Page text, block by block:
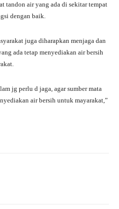
tandon air yang ada di sekitar tempat
dengan baik.
juga diharapkan menjaga dan
ada tetap menyediakan air bersih
jg perlu d jaga, agar sumber mata
air bersih untuk mayarakat,”